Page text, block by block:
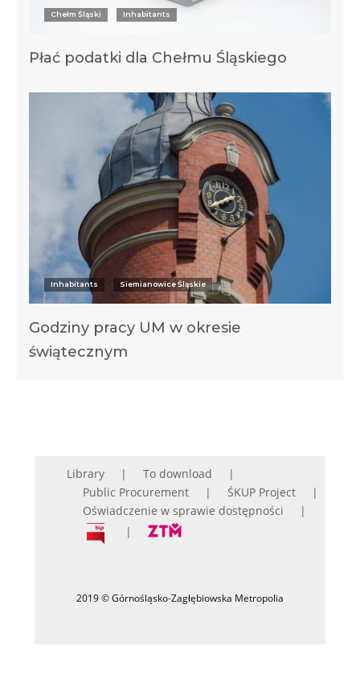
Chełm Śląski Inhabitants
Płać podatki dla Chełmu Śląskiego
Inhabitants Siemianowice Śląskie
Godziny pracy UM w okresie
świątecznym
Library
To download
Public Procurement
ŚKUP Project
Oświadczenie w sprawie dostępności
2019 © Górnośląsko-Zagłębiowska Metropolia